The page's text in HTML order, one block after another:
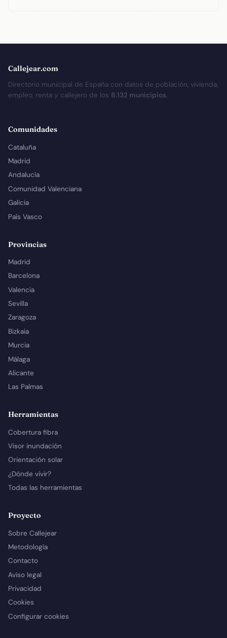
Callejear.com
Directorio municipal de España con datos de población, vivienda,
empleo, renta y callejero de los 8.132 municipios.
Comunidades
Cataluña
Madrid
Andalucía
Comunidad Valenciana
Galicia
País Vasco
Provincias
Madrid
Barcelona
Valencia
Sevilla
Zaragoza
Bizkaia
Murcia
Málaga
Alicante
Las Palmas
Herramientas
Cobertura fibra
Visor inundación
Orientación solar
¿Dónde vivir?
Todas las herramientas
Proyecto
Sobre Callejear
Metodología
Contacto
Aviso legal
Privacidad
Cookies
Configurar cookies